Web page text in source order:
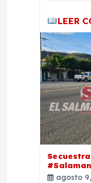
LEER
agosto